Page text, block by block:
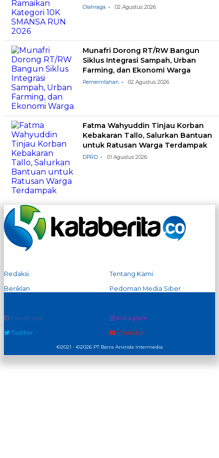
Olahraga 02 Agustus 2026
Munafri Dorong RT/RW Bangun
Siklus Integrasi Sampah, Urban
Farming, dan Ekonomi Warga
Pemerintahan 02 Agustus 2026
Fatma Wahyuddin Tinjau Korban
Kebakaran Tallo, Salurkan Bantuan
untuk Ratusan Warga Terdampak
DPRD 01 Agustus 2026
Redaksi
Tentang Kami
Beriklan
Pedoman Media Siber
Facebook
Instagram
Twitter
Youtube
©2021 - ©2026 PT Barra Arvinda Intermedia